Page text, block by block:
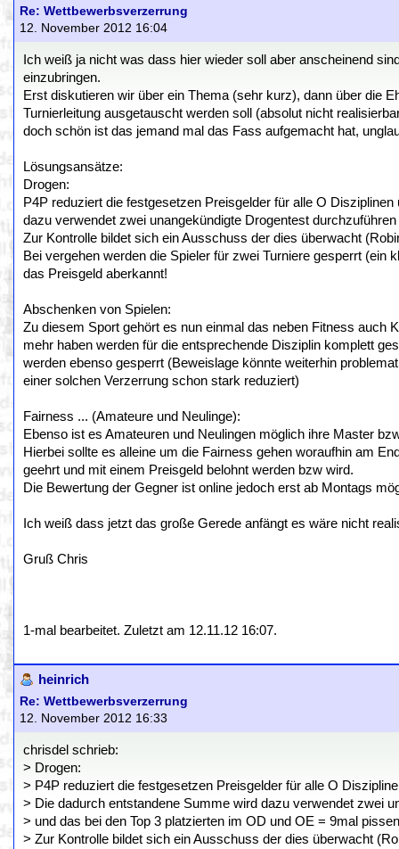
Re: Wettbewerbsverzerrung
12. November 2012 16:04
Ich weiß ja nicht was dass hier wieder soll aber anscheinend
einzubringen.
Erst diskutieren wir über ein Thema (sehr kurz), dann über die
Turnierleitung ausgetauscht werden soll (absolut nicht
doch schön ist das jemand mal das Fass aufgemacht hat,
Lösungsansätze:
Drogen:
P4P reduziert die festgesetzen Preisgelder für alle O
dazu verwendet zwei unangekündigte Drogentest
Zur Kontrolle bildet sich ein Ausschuss der dies überwacht
Bei vergehen werden die Spieler für zwei Turniere gesperrt
das Preisgeld aberkannt!
Abschenken von Spielen:
Zu diesem Sport gehört es nun einmal das neben Fitness auch
mehr haben werden für die entsprechende Disziplin komplett
werden ebenso gesperrt (Beweislage könnte weiterhin
einer solchen Verzerrung schon stark reduziert)
Fairness ... (Amateure und Neulinge):
Ebenso ist es Amateuren und Neulingen möglich ihre Master
Hierbei sollte es alleine um die Fairness gehen woraufhin am
geehrt und mit einem Preisgeld belohnt werden bzw wird.
Die Bewertung der Gegner ist online jedoch erst ab Montags
Ich weiß dass jetzt das große Gerede anfängt es wäre nicht
Gruß Chris
1-mal bearbeitet. Zuletzt am 12.11.12 16:07.
heinrich
Re: Wettbewerbsverzerrung
12. November 2012 16:33
chrisdel schrieb:
> Drogen:
> P4P reduziert die festgesetzen Preisgelder für alle O
> Die dadurch entstandene Summe wird dazu verwendet zwei
> und das bei den Top 3 platzierten im OD und OE = 9mal
> Zur Kontrolle bildet sich ein Ausschuss der dies überwacht